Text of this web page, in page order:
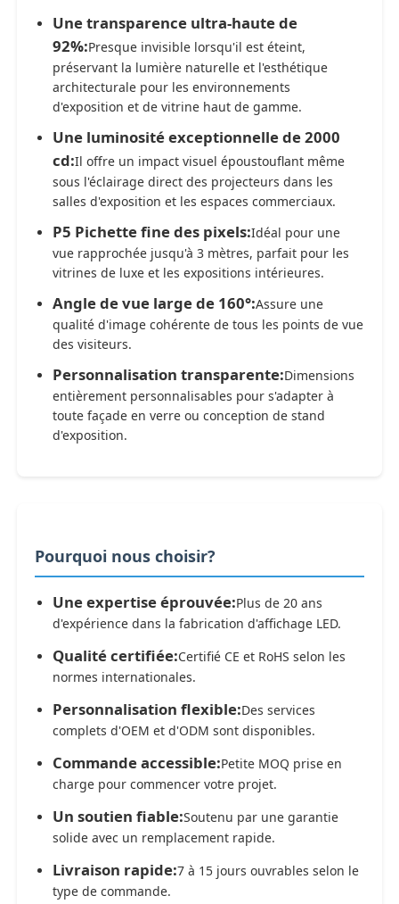
Une transparence ultra-haute de
92%:Presque invisible lorsqu'il est éteint,
préservant la lumière naturelle et l'esthétique
architecturale pour les environnements
d'exposition et de vitrine haut de gamme.
Une luminosité exceptionnelle de 2000
cd:Il offre un impact visuel époustouflant même
sous l'éclairage direct des projecteurs dans les
salles d'exposition et les espaces commerciaux.
P5 Pichette fine des pixels:Idéal pour une
vue rapprochée jusqu'à 3 mètres, parfait pour les
vitrines de luxe et les expositions intérieures.
Angle de vue large de 160°:Assure une
qualité d'image cohérente de tous les points de vue
des visiteurs.
Personnalisation transparente:Dimensions
entièrement personnalisables pour s'adapter à
toute façade en verre ou conception de stand
d'exposition.
Pourquoi nous choisir?
Une expertise éprouvée:Plus de 20 ans
d'expérience dans la fabrication d'affichage LED.
Qualité certifiée:Certifié CE et RoHS selon les
normes internationales.
Personnalisation flexible:Des services
complets d'OEM et d'ODM sont disponibles.
Commande accessible:Petite MOQ prise en
charge pour commencer votre projet.
Un soutien fiable:Soutenu par une garantie
solide avec un remplacement rapide.
Livraison rapide:7 à 15 jours ouvrables selon le
type de commande.